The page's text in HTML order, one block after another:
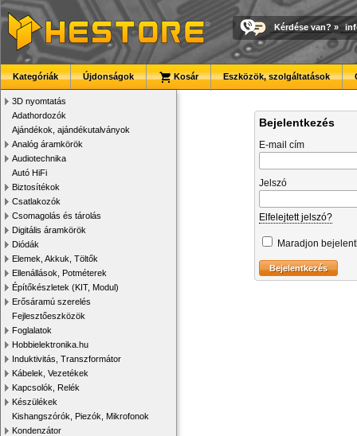
Kérdése van? »
Kategóriák Újdonságok Kosár Eszközök, szolgáltatások
3D nyomtatás
Adathordozók
Ajándékok, ajándékutalványok
Analóg áramkörök
Audiotechnika
Autó HiFi
Biztosítékok
Csatlakozók
Csomagolás és tárolás
Digitális áramkörök
Diódák
Elemek, Akkuk, Töltők
Ellenállások, Potméterek
Építőkészletek (KIT, Modul)
Erősáramú szerelés
Fejlesztőeszközök
Foglalatok
Hobbielektronika.hu
Induktivitás, Transzformátor
Kábelek, Vezetékek
Kapcsolók, Relék
Készülékek
Kishangszórók, Piezók, Mikrofonok
Kondenzátor
Bejelentkezés
E-mail cím
Jelszó
Elfelejtett jelszó?
Maradjon